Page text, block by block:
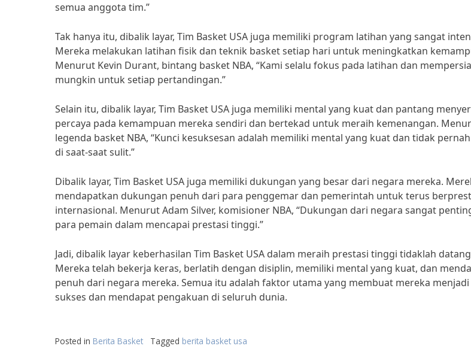
semua anggota tim.”
Tak hanya itu, dibalik layar, Tim Basket USA juga memiliki program latihan yang sangat
Mereka melakukan latihan fisik dan teknik basket setiap hari untuk meningkatkan
Menurut Kevin Durant, bintang basket NBA, “Kami selalu fokus pada latihan dan
mungkin untuk setiap pertandingan.”
Selain itu, dibalik layar, Tim Basket USA juga memiliki mental yang kuat dan pantang
percaya pada kemampuan mereka sendiri dan bertekad untuk meraih kemenangan.
legenda basket NBA, “Kunci kesuksesan adalah memiliki mental yang kuat dan tidak
di saat-saat sulit.”
Dibalik layar, Tim Basket USA juga memiliki dukungan yang besar dari negara mereka.
mendapatkan dukungan penuh dari para penggemar dan pemerintah untuk terus
internasional. Menurut Adam Silver, komisioner NBA, “Dukungan dari negara sangat
para pemain dalam mencapai prestasi tinggi.”
Jadi, dibalik layar keberhasilan Tim Basket USA dalam meraih prestasi tinggi tidaklah
Mereka telah bekerja keras, berlatih dengan disiplin, memiliki mental yang kuat, dan
penuh dari negara mereka. Semua itu adalah faktor utama yang membuat mereka
sukses dan mendapat pengakuan di seluruh dunia.
Posted in Berita Basket Tagged berita basket usa